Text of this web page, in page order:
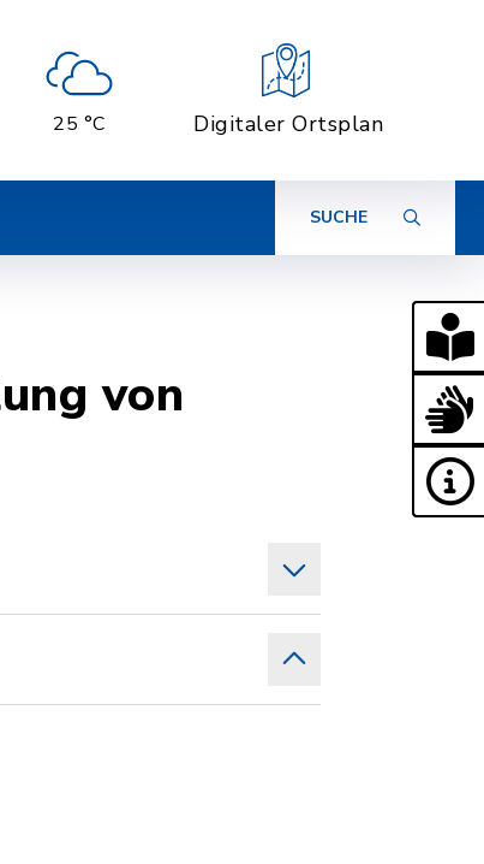
25 °C Digitaler Ortsplan
SUCHE
von